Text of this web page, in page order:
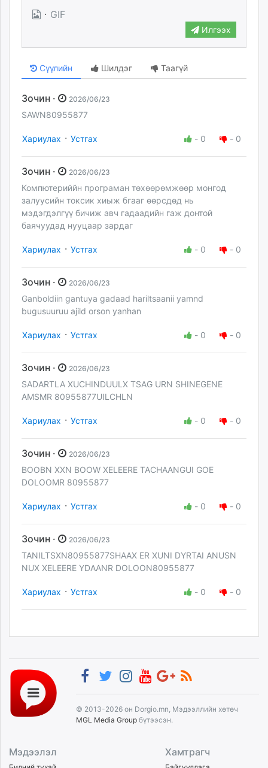
· GIF
Илгээх
Сүүлийн Шилдэг Таагүй
Зочин · 2026/06/23
SAWN80955877
Хариулах · Устгах - 0 - 0
Зочин · 2026/06/23
Компютериййн програман төхөөрөмжөөр монгод
залуусийн токсик хиыж бгааг өөрсдөд нь
мэдэгдэлгүү бичиж авч гадаадийн гаж донтой
баячуудад нууцаар зардаг
Хариулах · Устгах - 0 - 0
Зочин · 2026/06/23
Ganboldiin gantuya gadaad hariltsaanii yamnd
bugusuuruu ajild orson yanhan
Хариулах · Устгах - 0 - 0
Зочин · 2026/06/23
SADARTLA XUCHINDUULX TSAG URN SHINEGENE
AMSMR 80955877UILCHLN
Хариулах · Устгах - 0 - 0
Зочин · 2026/06/23
BOOBN XXN BOOW XELEERE TACHAANGUI GOE
DOLOOMR 80955877
Хариулах · Устгах - 0 - 0
Зочин · 2026/06/23
TANILTSXN80955877SHAAX ER XUNI DYRTAI ANUSN
NUX XELEERE YDAANR DOLOON80955877
Хариулах · Устгах - 0 - 0
© 2013-2026 он Dorgio.mn, Мэдээллийн хөтөч
MGL Media Group бүтээсэн.
Мэдээлэл Хамтрагч